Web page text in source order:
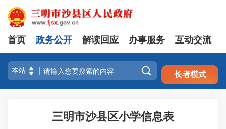
注册 登录
首页 政务公开 解读回应 办事服务 互动交流
 长者模式
三明市沙县区小学信息表